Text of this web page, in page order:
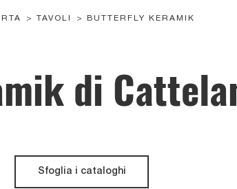
> TAVOLI > BUTTERFLY KERAMIK
di
Sfoglia i cataloghi